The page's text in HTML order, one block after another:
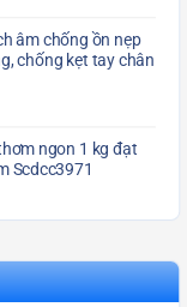
âm chống ồn nẹp
chống kẹt tay chân
ngon 1 kg đạt
Scdcc3971